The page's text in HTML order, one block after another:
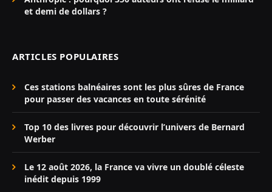
et demi de dollars ?
ARTICLES POPULAIRES
Ces stations balnéaires sont les plus sûres de France
pour passer des vacances en toute sérénité
Top 10 des livres pour découvrir l’univers de Bernard
Werber
Le 12 août 2026, la France va vivre un doublé céleste
inédit depuis 1999